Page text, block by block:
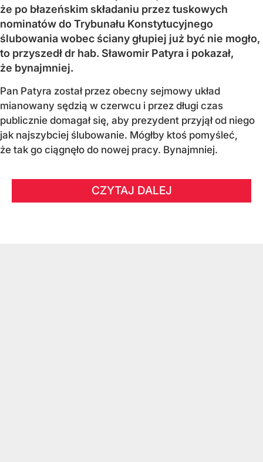
że po błazeńskim składaniu przez tuskowych
nominatów do Trybunału Konstytucyjnego
ślubowania wobec ściany głupiej już być nie mogło,
to przyszedł dr hab. Sławomir Patyra i pokazał,
że bynajmniej.
Pan Patyra został przez obecny sejmowy układ
mianowany sędzią w czerwcu i przez długi czas
publicznie domagał się, aby prezydent przyjął od niego
jak najszybciej ślubowanie. Mógłby ktoś pomyśleć,
że tak go ciągnęło do nowej pracy. Bynajmniej.
CZYTAJ DALEJ